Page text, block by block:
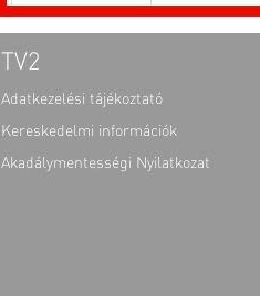
TV2
Adatkezelési tájékoztató
Kereskedelmi információk
Akadálymentességi Nyilatkozat